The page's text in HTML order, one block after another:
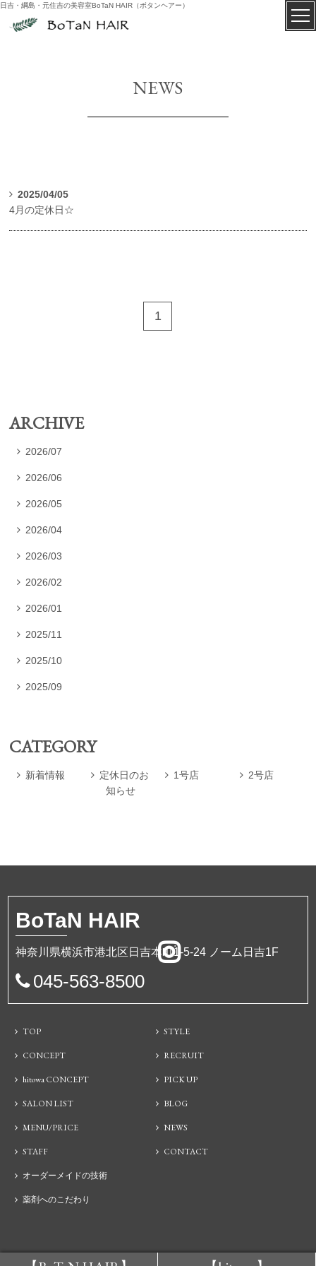
日吉・綱島・元住吉の美容室BoTaN HAIR（ボタンヘアー）
NEWS
 2025/04/05
4月の定休日☆
1
ARCHIVE
 2026/07
 2026/06
 2026/05
 2026/04
 2026/03
 2026/02
 2026/01
 2025/11
 2025/10
 2025/09
CATEGORY
 新着情報  定休日のお
知らせ
 1号店  2号店
BoTaN HAIR
神奈川県横浜市港北区日吉本町1-5-24 ノーム日吉1F
045-563-8500
TOP
CONCEPT
hitowa CONCEPT
SALON LIST
MENU/PRICE
STAFF
オーダーメイドの技術
薬剤へのこだわり
STYLE
RECRUIT
PICK UP
BLOG
NEWS
CONTACT